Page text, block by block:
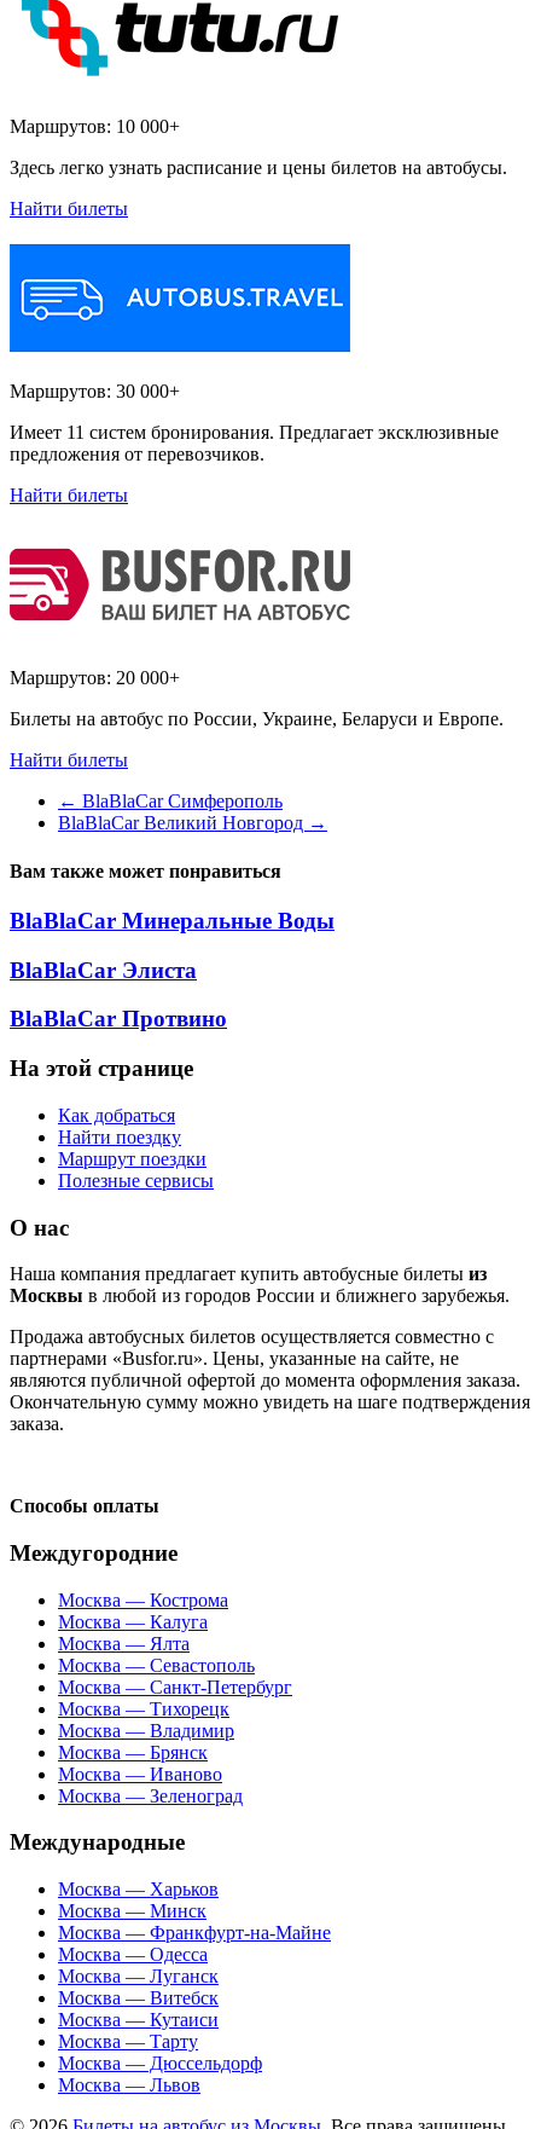
Маршрутов: 10 000+
Здесь легко узнать расписание и цены билетов на автобусы.
Найти билеты
Маршрутов: 30 000+
Имеет 11 систем бронирования. Предлагает эксклюзивные
предложения от перевозчиков.
Найти билеты
Маршрутов: 20 000+
Билеты на автобус по России, Украине, Беларуси и Европе.
Найти билеты
← BlaBlaCar Симферополь
BlaBlaCar Великий Новгород →
Вам также может понравиться
BlaBlaCar Минеральные Воды
BlaBlaCar Элиста
BlaBlaCar Протвино
На этой странице
Как добраться
Найти поездку
Маршрут поездки
Полезные сервисы
О нас
Наша компания предлагает купить автобусные билеты из
Москвы в любой из городов России и ближнего зарубежья.
Продажа автобусных билетов осуществляется совместно с
партнерами «Busfor.ru». Цены, указанные на сайте, не
являются публичной офертой до момента оформления заказа.
Окончательную сумму можно увидеть на шаге подтверждения
заказа.
Способы оплаты
Междугородние
Москва — Кострома
Москва — Калуга
Москва — Ялта
Москва — Севастополь
Москва — Санкт-Петербург
Москва — Тихорецк
Москва — Владимир
Москва — Брянск
Москва — Иваново
Москва — Зеленоград
Международные
Москва — Харьков
Москва — Минск
Москва — Франкфурт-на-Майне
Москва — Одесса
Москва — Луганск
Москва — Витебск
Москва — Кутаиси
Москва — Тарту
Москва — Дюссельдорф
Москва — Львов